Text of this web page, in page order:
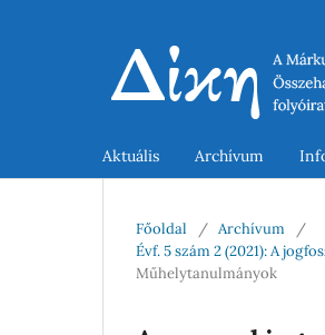
Aktuális Archívum
Főoldal / Archívum
/
Évf. 5 szám 2 (2021): A
Műhelytanulmányok